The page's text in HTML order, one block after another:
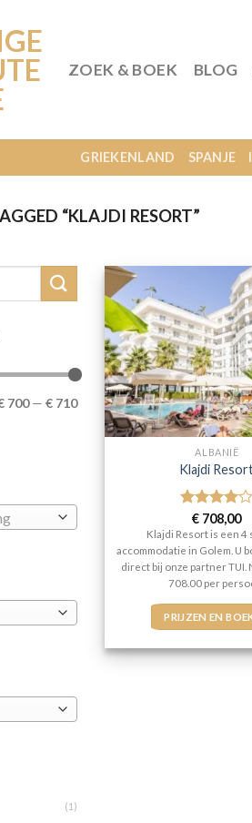
ZOEK & BOEK BLOG
GRIEKENLAND SPANJE
“KLAJDI RESORT”
700— € 710
(1)
ALBANIË
Klajdi
Gewaardeerd
4uit 5
€ 708,00
Klajdi Resort is een 4
accommodatie in Golem. U
direct bij onze partner TUI.
708.00 per
PRIJZEN EN